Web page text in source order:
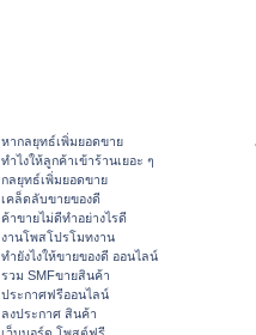
หากลยุทธ์เพิ่มยอดขาย
ทําไงให้ลูกค้าเข้าร้านเยอะ ๆ
กลยุทธ์เพิ่มยอดขาย
เคล็ดลับขายของดี
ค้าขายไม่ดีทำอย่างไรดี
งานโพสโปรโมทงาน
ทํายังไงให้ขายของดี ออนไลน์
รวม SMFขายสินค้า
ประกาศฟรีออนไลน์
ลงประกาศ สินค้า